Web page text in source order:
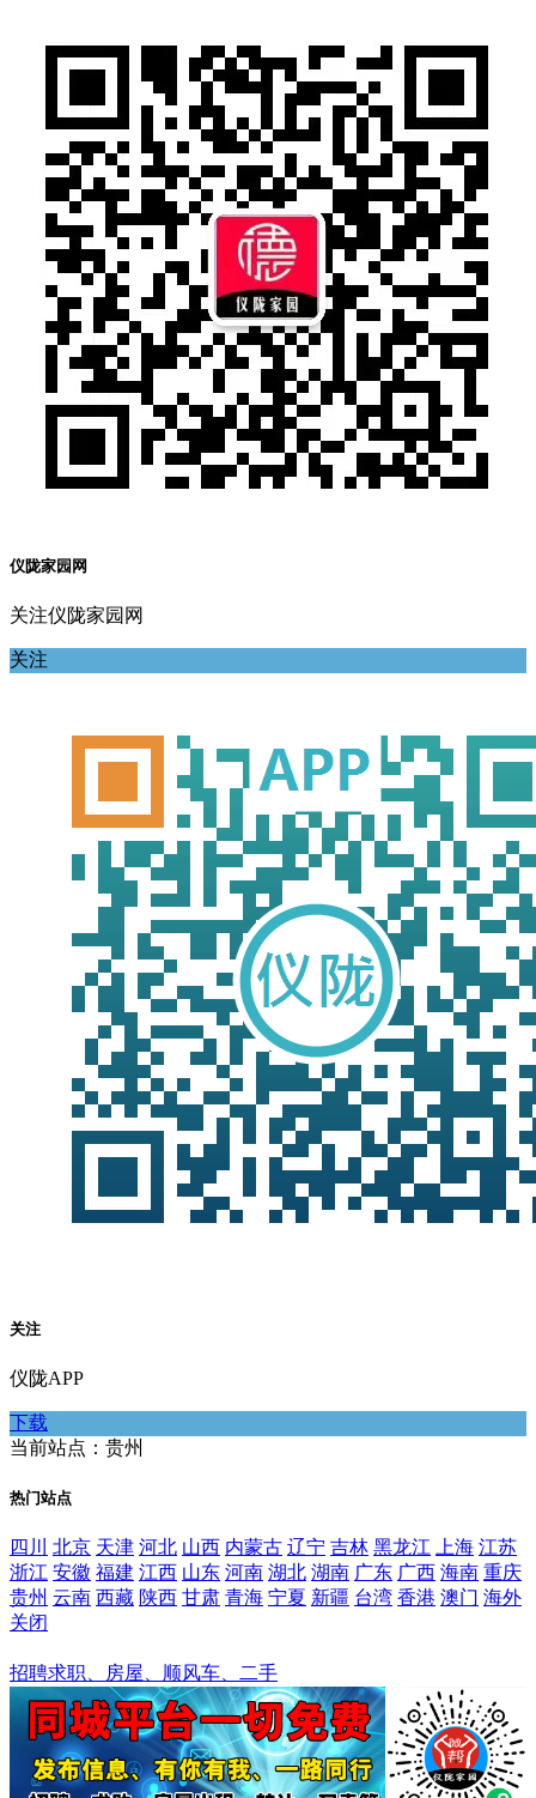
仪陇家园网
关注仪陇家园网
关注
关注
仪陇APP
下载
当前站点：贵州
热门站点
四川 北京 天津 河北 山西 内蒙古 辽宁 吉林 黑龙江 上海 江苏
浙江 安徽 福建 江西 山东 河南 湖北 湖南 广东 广西 海南 重庆
贵州 云南 西藏 陕西 甘肃 青海 宁夏 新疆 台湾 香港 澳门 海外
关闭
招聘求职、房屋、顺风车、二手